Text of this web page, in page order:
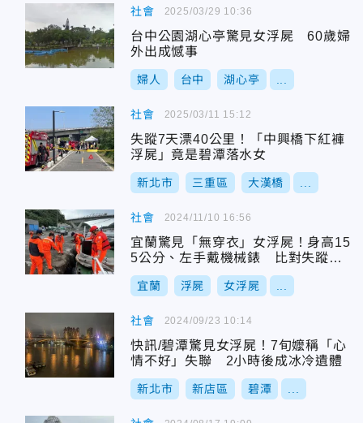
社會
台中公園湖心亭驚見女浮屍 60歲婦
外出成憾事
婦人 台中 湖心亭
2025/03/29 10:36
社會
失蹤7天漂40公里！「中興橋下紅褲
浮屍」竟是碧潭落水女
新北市 三重區 大漢橋
2025/03/11 15:12
社會
宜蘭驚見「無穿衣」女浮屍！身高15
5公分、左手戴機械錶 比對失蹤人
口
宜蘭 浮屍 女浮屍
2024/11/10 16:56
社會
快訊/碧潭驚見女浮屍！7旬嬤稱「心
情不好」失聯 2小時後成冰冷遺體
新北市 新店區 碧潭
2024/09/23 10:14